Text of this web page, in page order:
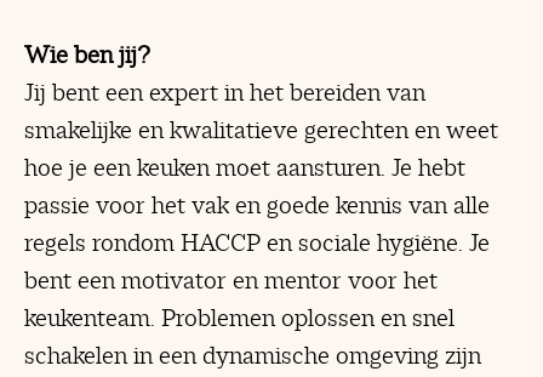
Wie ben jij?
Jij bent een expert in het bereiden van
smakelijke en kwalitatieve gerechten en weet
hoe je een keuken moet aansturen. Je hebt
passie voor het vak en goede kennis van alle
regels rondom HACCP en sociale hygiëne. Je
bent een motivator en mentor voor het
keukenteam. Problemen oplossen en snel
schakelen in een dynamische omgeving zijn